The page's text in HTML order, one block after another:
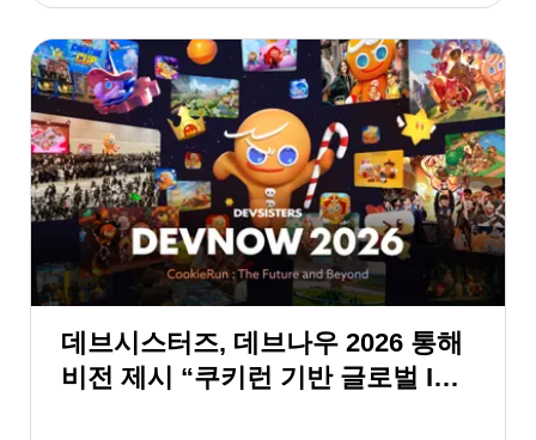
데브시스터즈, 데브나우 2026 통해
비전 제시 “쿠키런 기반 글로벌 IP